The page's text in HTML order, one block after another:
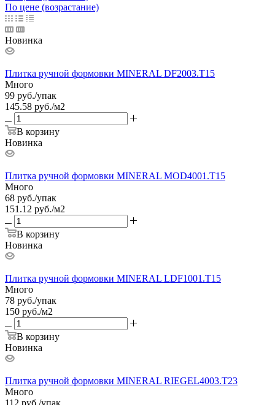
По цене (возрастание)
Новинка
Плитка ручной формовки MINERAL DF2003.T15
Много
99 руб./упак
145.58 руб./м2
В корзину
Новинка
Плитка ручной формовки MINERAL MOD4001.T15
Много
68 руб./упак
151.12 руб./м2
В корзину
Новинка
Плитка ручной формовки MINERAL LDF1001.T15
Много
78 руб./упак
150 руб./м2
В корзину
Новинка
Плитка ручной формовки MINERAL RIEGEL4003.T23
Много
112 руб./упак